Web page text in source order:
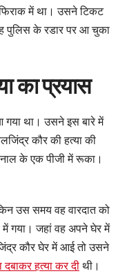
फिराक में था। उसने टिकट
पुलिस के रडार पर आ चुका
का प्रयास
गया था। उसने इस बारे में
कौर की हत्या की
के एक पीजी में रूका।
उस समय वह वारदात को
में गया। जहां वह अपने घेर में
कौर घेर में आई तो उसने
दबाकर हत्या कर दी थी।